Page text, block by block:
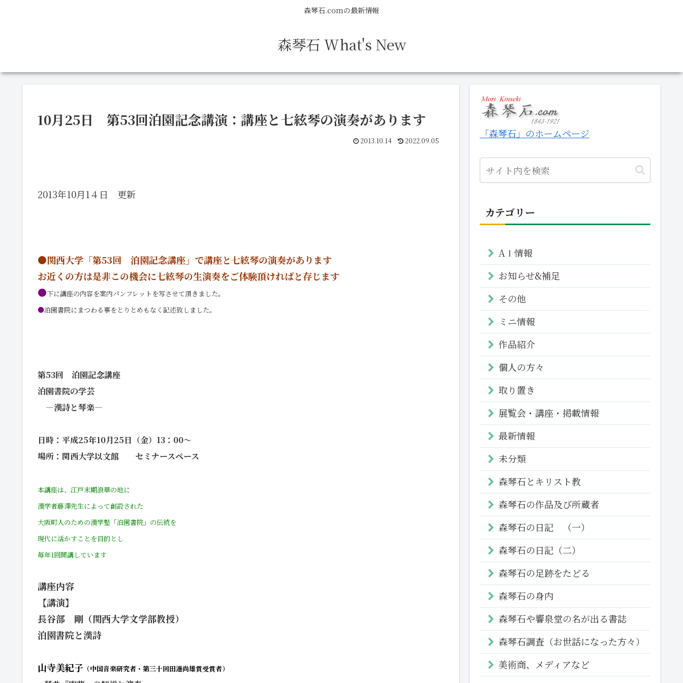
森琴石.comの最新情報
森琴石 What's New
10月25日 第53回泊園記念講演：講座と七絃琴の演奏があります
2013.10.14 2022.09.05
2013年10月1４日 更新
●関西大学「第53回 泊園記念講座」で講座と七絃琴の演奏があります
お近くの方は是非この機会に七絃琴の生演奏をご体験頂ければと存じます
●下に講座の内容を案内パンフレットを写させて頂きました。
●泊園書院にまつわる事をとりとめもなく記述致しました。
第53回 泊園記念講座
泊園書院の学芸
―漢詩と琴楽―
日時：平成25年10月25日（金）13：00～
場所：関西大学以文館 セミナースペース
本講座は、江戸末期浪華の地に
漢学者藤澤先生によって創設された
大阪町人のための漢学塾「泊園書院」の伝統を
現代に活かすことを目的とし
毎年1回開講しています
講座内容
【講演】
長谷部 剛（関西大学文学部教授）
泊園書院と漢詩
山寺美紀子 （中国音楽研究者・第三十回田邉尚雄賞受賞者）
「森琴石」のホームページ
カテゴリー
AⅠ情報
お知らせ&補足
その他
ミニ情報
作品紹介
個人の方々
取り置き
展覧会・講座・掲載情報
最新情報
未分類
森琴石とキリスト教
森琴石の作品及び所蔵者
森琴石の日記 （一）
森琴石の日記（二）
森琴石の足跡をたどる
森琴石の身内
森琴石や響泉堂の名が出る書誌
森琴石調査（お世話になった方々）
美術商、メディアなど